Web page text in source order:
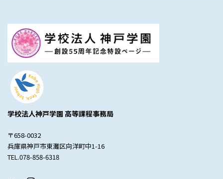
学校法人神戸学園 高等課程事務局
〒658-0032
兵庫県神戸市東灘区向洋町中1-16
TEL.078-858-6318